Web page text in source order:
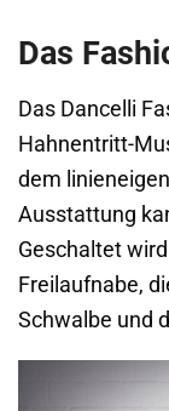
Das
Das Dancelli
Hahnentritt-
dem
Ausstattung
Geschaltet
Freilaufnabe,
Schwalbe und